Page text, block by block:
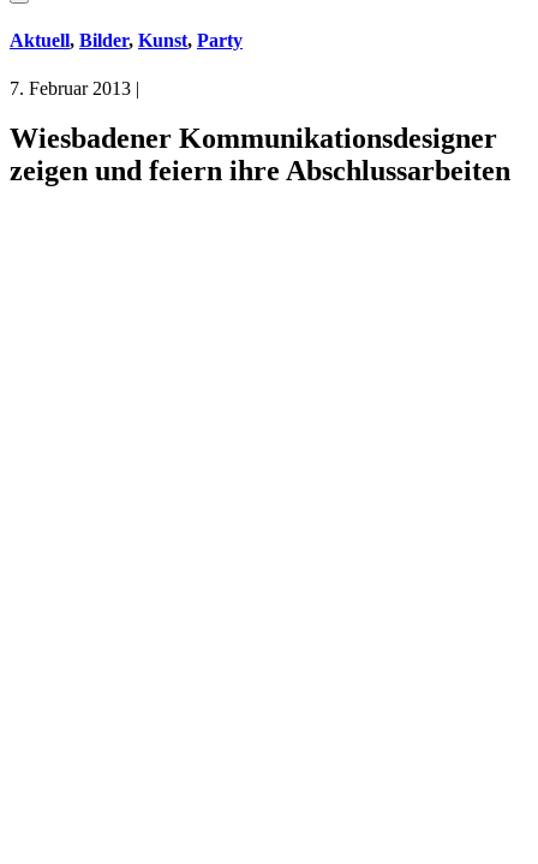
Aktuell, Bilder, Kunst, Party
7. Februar 2013 |
Wiesbadener Kommunikationsdesigner
zeigen und feiern ihre Abschlussarbeiten